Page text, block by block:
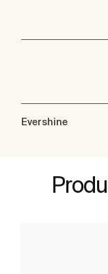
Evershine